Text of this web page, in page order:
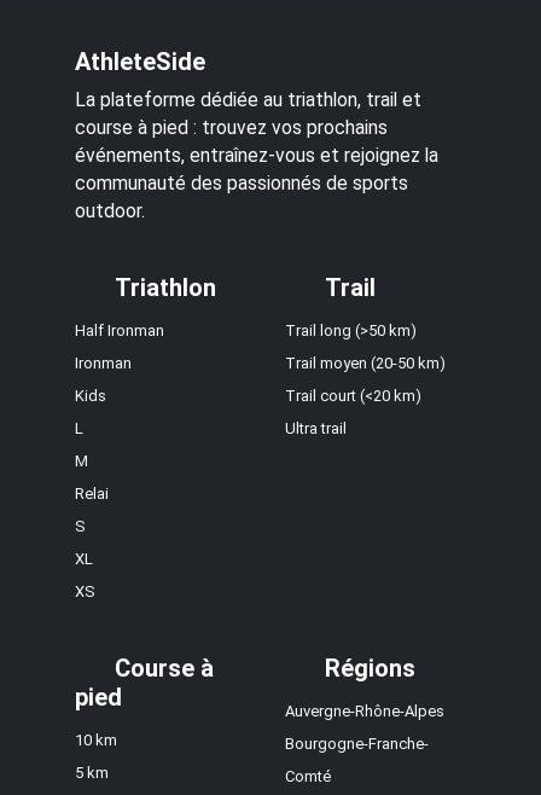
AthleteSide
La plateforme dédiée au triathlon, trail et
course à pied : trouvez vos prochains
événements, entraînez-vous et rejoignez la
communauté des passionnés de sports
outdoor.
Triathlon
Half Ironman
Ironman
Kids
L
M
Relai
S
XL
XS
Trail
Trail long (>50 km)
Trail moyen (20-50 km)
Trail court (<20 km)
Ultra trail
Course à
pied
10 km
5 km
Régions
Auvergne-Rhône-Alpes
Bourgogne-Franche-
Comté